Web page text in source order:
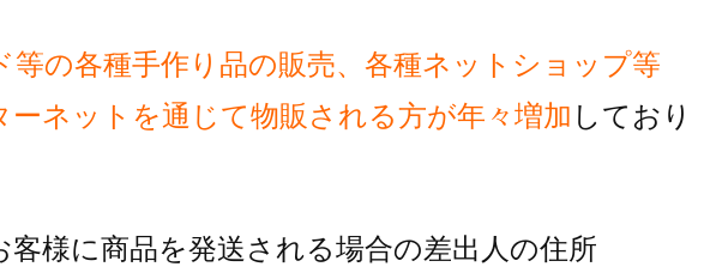
等の各種手作り品の販売、各種ネットショップ等
ーネットを通じて物販される方が年々増加 しており
客様に商品を発送される場合の差出人の住所